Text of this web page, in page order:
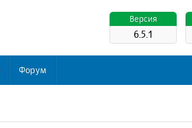
Версия
6.5.1
Форум